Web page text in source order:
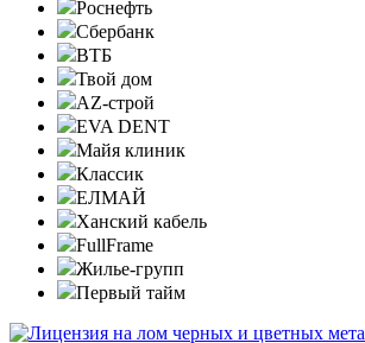
Роснефть
Сбербанк
ВТБ
Твой дом
AZ-строй
EVA DENT
Майя клиник
Классик
ЕЛМАЙ
Ханский кабель
FullFrame
Жилье-групп
Первый тайм